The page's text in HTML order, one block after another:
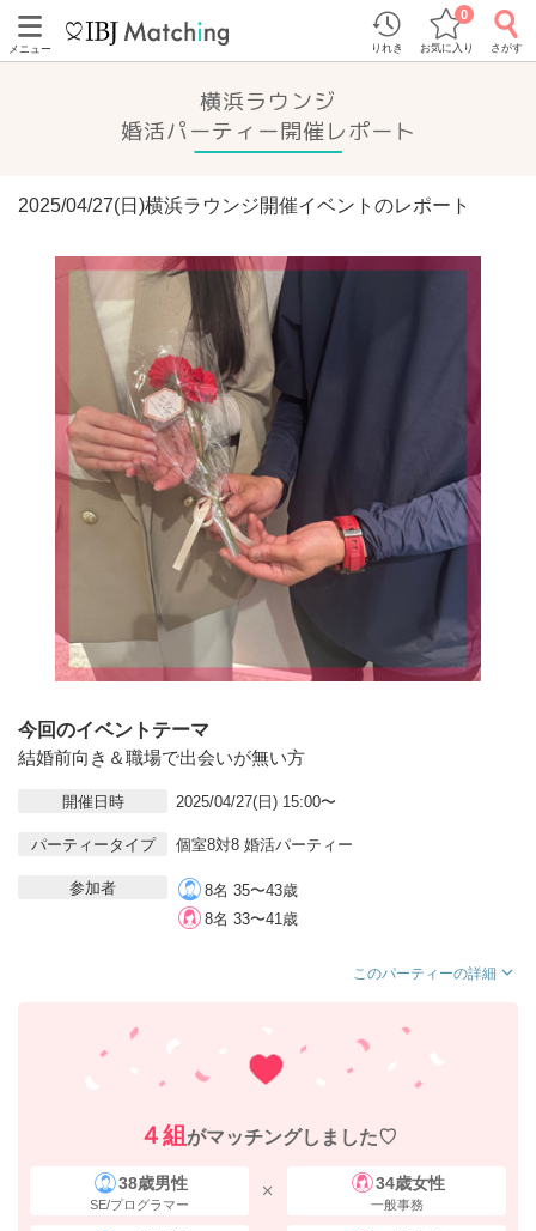
メニュー りれき お気に入り
0
さがす
横浜ラウンジ
婚活パーティー開催レポート
2025/04/27(日)横浜ラウンジ開催イベントのレポート
今回のイベントテーマ
結婚前向き＆職場で出会いが無い方
開催日時 2025/04/27(日) 15:00〜
パーティータイプ 個室8対8 婚活パーティー
参加者
8名 35〜43歳
8名 33〜41歳
このパーティーの詳細
４組 がマッチングしました♡
38歳男性
SE/プログラマー
34歳女性
一般事務